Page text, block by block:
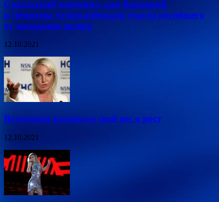
Садальский вспомнил, как Высоцкий
и Демидова чудом избежали участи погибшего
от декорации актера
12.10.2021
Волочкова раскрыла свой вес и рост
12.10.2021